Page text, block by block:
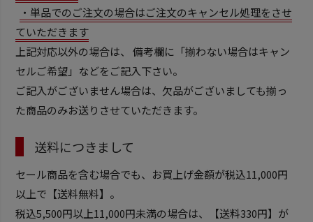
・単品でのご注文の場合はご注文のキャンセル処理をさせ
ていただきます
上記対応以外の場合は、 備考欄に「揃わない場合はキャン
セルご希望」などをご記入下さい。
ご記入がございません場合は、欠品がございましても揃っ
た商品のみお送りさせていただきます。
送料につきまして
セール商品を含む場合でも、お買上げ金額が税込11,000円
以上で【送料無料】。
税込5,500円以上11,000円未満の場合は、【送料330円】が